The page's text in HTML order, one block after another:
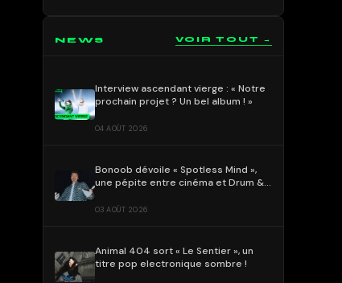
NEWS VOIR TOUT →
Interview ascendant vierge : « Notre
prochain projet ? Un bel album ! »
04 AOÛT 2026
Bonoob dévoile « Spotless Mind »,
une pépite entre cinéma et Drum &
03 AOÛT 2026
Animal 404 sort « Le Sentier », un
titre pop electronique sombre !